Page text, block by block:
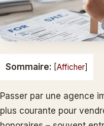
Sommaire: [Afficher]
Passer par une agence
plus courante pour